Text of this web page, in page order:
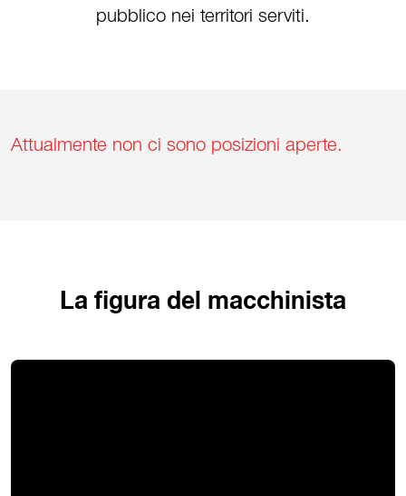
pubblico nei territori serviti.
Attualmente non ci sono posizioni aperte.
La figura del macchinista